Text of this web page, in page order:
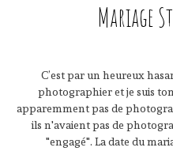
Mariage
C’est par un heureux
photographier et je suis
apparemment pas de
ils n'avaient pas de
"engagé". La date du